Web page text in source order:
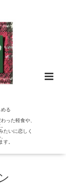
る
った軽食や、
たいに恋しく
す。